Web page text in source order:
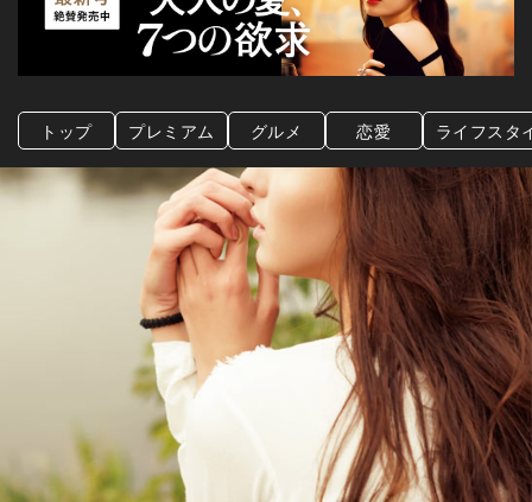
トップ プレミアム グルメ 恋愛 ライフスタ